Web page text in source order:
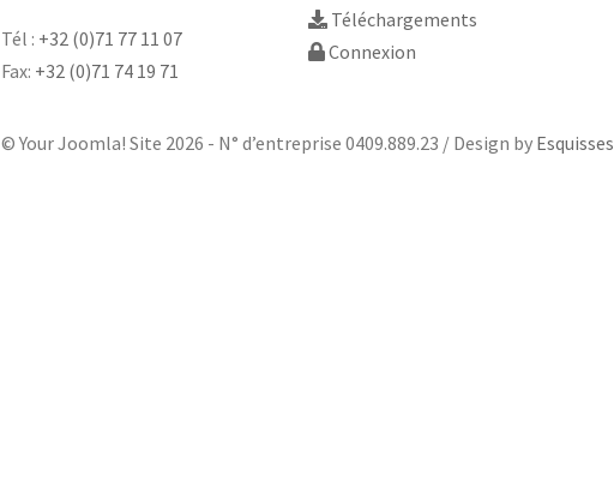
Tél : +32 (0)71 77 11 07
Fax: +32 (0)71 74 19 71
Téléchargements
Connexion
© Your Joomla! Site 2026 - N° d’entreprise 0409.889.23 / Design by Esquisses